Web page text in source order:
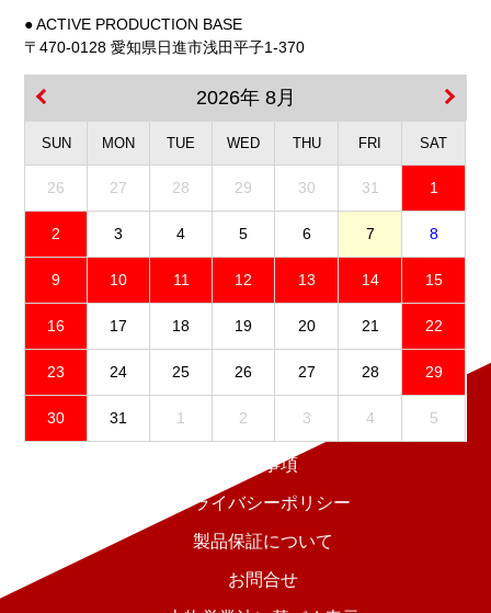
● ACTIVE PRODUCTION BASE
〒470-0128 愛知県日進市浅田平子1-370
2026年 8月
SUN MON TUE WED THU FRI SAT
26 27 28 29 30 31 1
2 3 4 5 6 7 8
9 10 11 12 13 14 15
16 17 18 19 20 21 22
23 24 25 26 27 28 29
30 31 1 2 3 4 5
免責事項
プライバシーポリシー
製品保証について
お問合せ